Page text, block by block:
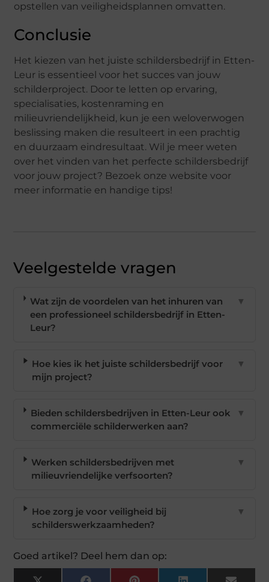
opstellen van veiligheidsplannen omvatten.
Conclusie
Het kiezen van het juiste schildersbedrijf in Etten-
Leur is essentieel voor het succes van jouw
schilderproject. Door te letten op ervaring,
specialisaties, kostenraming en
milieuvriendelijkheid, kun je een weloverwogen
beslissing maken die resulteert in een prachtig
en duurzaam eindresultaat. Wil je meer weten
over het vinden van het perfecte schildersbedrijf
voor jouw project? Bezoek onze website voor
meer informatie en handige tips!
Veelgestelde vragen
Wat zijn de voordelen van het inhuren van
een professioneel schildersbedrijf in Etten-
Leur?
▼
Hoe kies ik het juiste schildersbedrijf voor
mijn project?
▼
Bieden schildersbedrijven in Etten-Leur ook
commerciële schilderwerken aan?
▼
Werken schildersbedrijven met
milieuvriendelijke verfsoorten?
▼
Hoe zorg je voor veiligheid bij
schilderswerkzaamheden?
▼
Goed artikel? Deel hem dan op: